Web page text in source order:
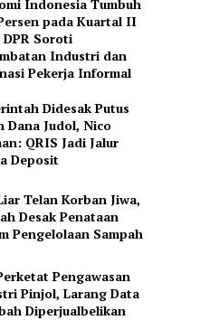
Indonesia Tumbuh
pada Kuartal II
DPR Soroti
Industri dan
Pekerja Informal
Didesak Putus
Dana Judol, Nico
QRIS Jadi Jalur
Deposit
Telan Korban Jiwa,
Desak Penataan
Pengelolaan Sampah
Pengawasan
Pinjol, Larang Data
Diperjualbelikan